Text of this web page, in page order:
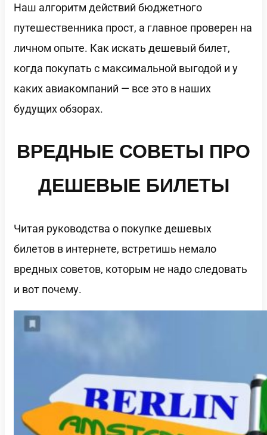
Наш алгоритм действий бюджетного
путешественника прост, а главное проверен на
личном опыте. Как искать дешевый билет,
когда покупать с максимальной выгодой и у
каких авиакомпаний — все это в наших
будущих обзорах.
ВРЕДНЫЕ СОВЕТЫ ПРО
ДЕШЕВЫЕ БИЛЕТЫ
Читая руководства о покупке дешевых
билетов в интернете, вcтретишь немало
вредных советов, которым не надо следовать
и вот почему.